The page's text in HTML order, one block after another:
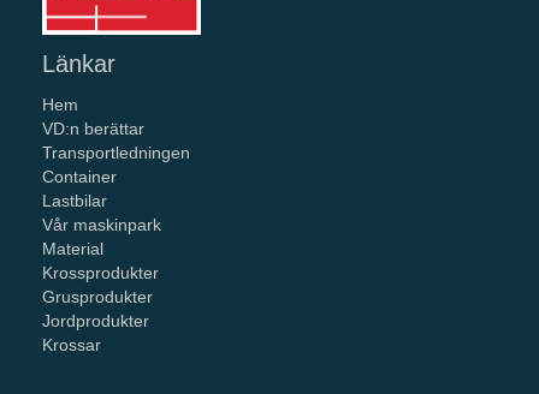
Länkar
Hem
VD:n berättar
Transportledningen
Container
Lastbilar
Vår maskinpark
Material
Krossprodukter
Grusprodukter
Jordprodukter
Krossar